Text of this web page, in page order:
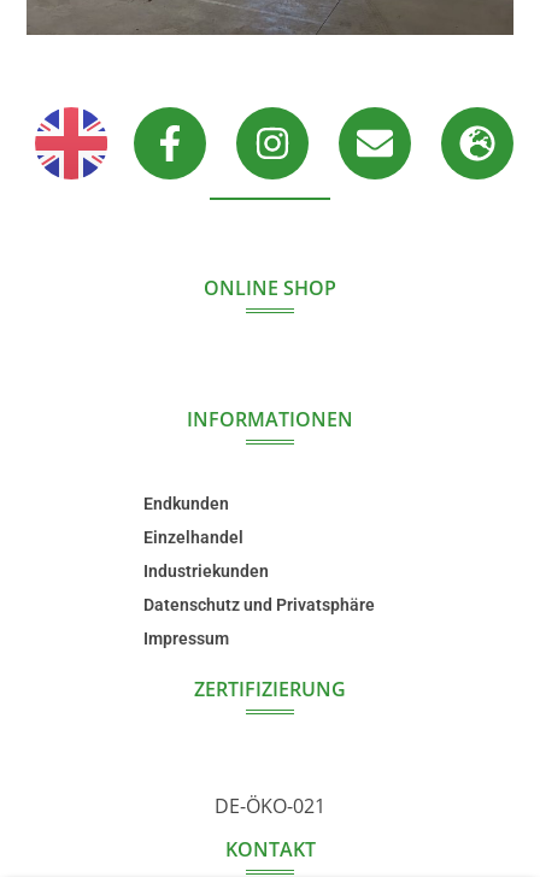
ONLINE SHOP
INFORMATIONEN
Endkunden
Einzelhandel
Industriekunden
Datenschutz und Privatsphäre
Impressum
ZERTIFIZIERUNG
DE-ÖKO-021
KONTAKT